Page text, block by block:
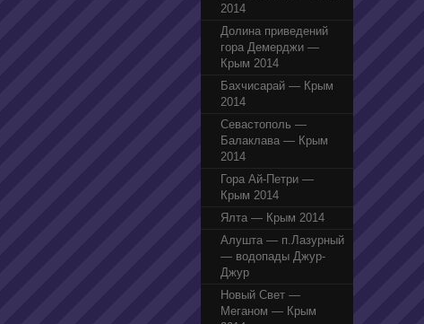
2014
Долина приведений
гора Демерджи —
Крым 2014
Бахчисарай — Крым
2014
Севастополь —
Балаклава — Крым
2014
Гора Ай-Петри —
Крым 2014
Ялта — Крым 2014
Алушта — п.Лазурный
— водопады Джур-
Джур
Новый Свет —
Меганом — Крым